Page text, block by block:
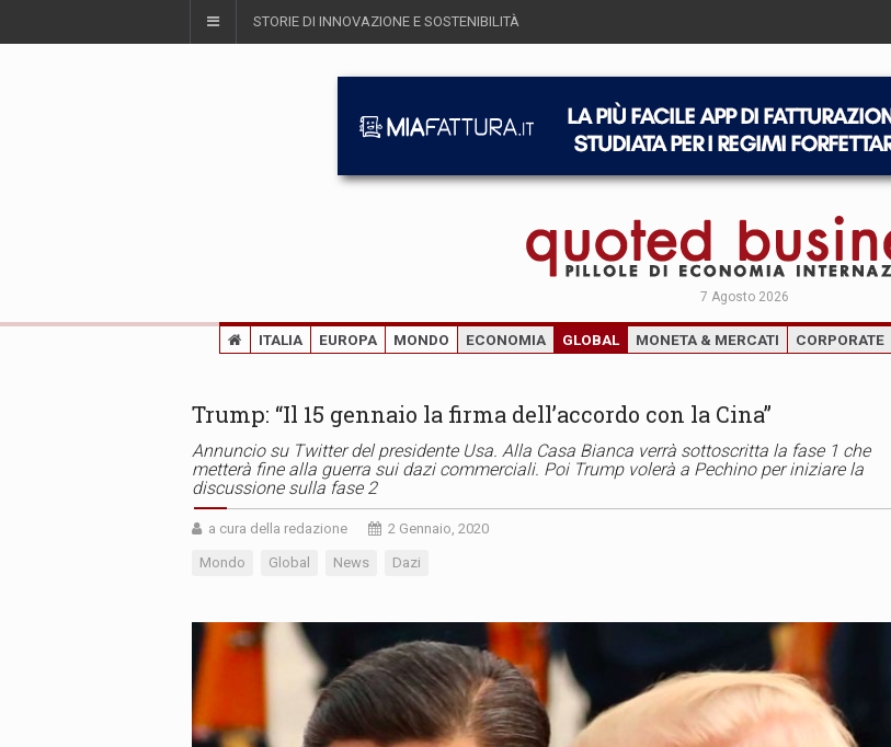
STORIE DI INNOVAZIONE E SOSTENIBILITÀ
7 Agosto 2026
ITALIA EUROPA MONDO ECONOMIA GLOBAL MONETA & MERCATI CORPORATE
Trump: “Il 15 gennaio la firma dell’accordo con la Cina”
Annuncio su Twitter del presidente Usa. Alla Casa Bianca verrà sottoscritta la fase 1 che
metterà fine alla guerra sui dazi commerciali. Poi Trump volerà a Pechino per iniziare la
discussione sulla fase 2
a cura della redazione 2 Gennaio, 2020
Mondo Global News Dazi